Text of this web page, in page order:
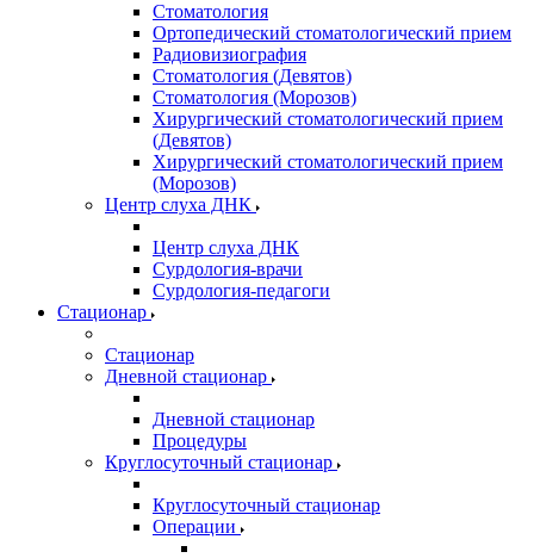
Стоматология
Ортопедический стоматологический прием
Радиовизиография
Стоматология (Девятов)
Стоматология (Морозов)
Хирургический стоматологический прием
(Девятов)
Хирургический стоматологический прием
(Морозов)
Центр слуха ДНК
Центр слуха ДНК
Сурдология-врачи
Сурдология-педагоги
Стационар
Стационар
Дневной стационар
Дневной стационар
Процедуры
Круглосуточный стационар
Круглосуточный стационар
Операции